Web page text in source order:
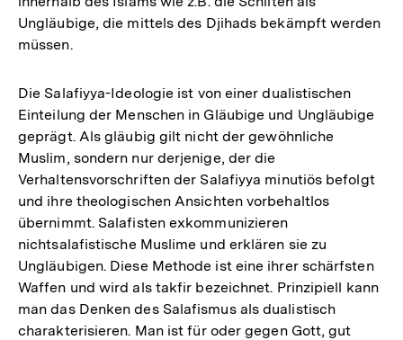
Ungläubige, die mittels des Djihads bekämpft werden
müssen.
Die Salafiyya-Ideologie ist von einer dualistischen
Einteilung der Menschen in Gläubige und Ungläubige
geprägt. Als gläubig gilt nicht der gewöhnliche
Muslim, sondern nur derjenige, der die
Verhaltensvorschriften der Salafiyya minutiös befolgt
und ihre theologischen Ansichten vorbehaltlos
übernimmt. Salafisten exkommunizieren
nichtsalafistische Muslime und erklären sie zu
Ungläubigen. Diese Methode ist eine ihrer schärfsten
Waffen und wird als takfir bezeichnet. Prinzipiell kann
man das Denken des Salafismus als dualistisch
charakterisieren. Man ist für oder gegen Gott, gut